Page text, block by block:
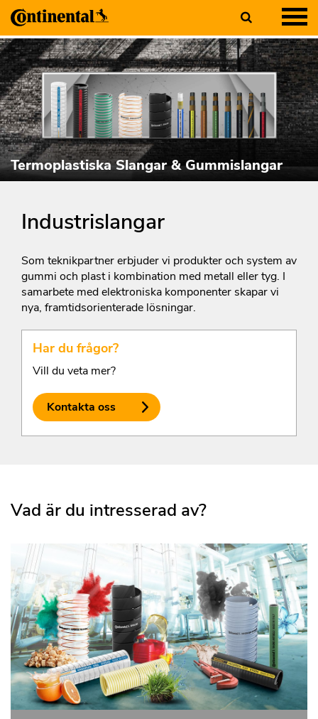
Termoplastiska Slangar & Gummislangar
Industrislangar
Som teknikpartner erbjuder vi produkter och system av
gummi och plast i kombination med metall eller tyg. I
samarbete med elektroniska komponenter skapar vi
nya, framtidsorienterade lösningar.
Har du frågor?
Vill du veta mer?
Kontakta oss
Vad är du intresserad av?